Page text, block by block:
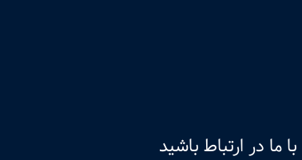
با ما در ارتباط باشید